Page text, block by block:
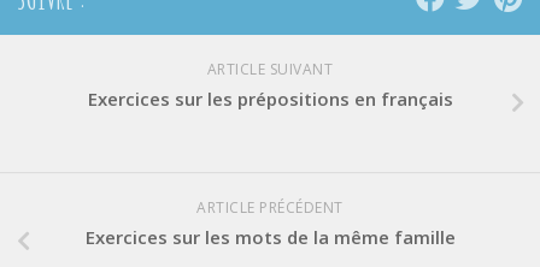
ARTICLE SUIVANT
Exercices sur les prépositions en français
ARTICLE PRÉCÉDENT
Exercices sur les mots de la même famille